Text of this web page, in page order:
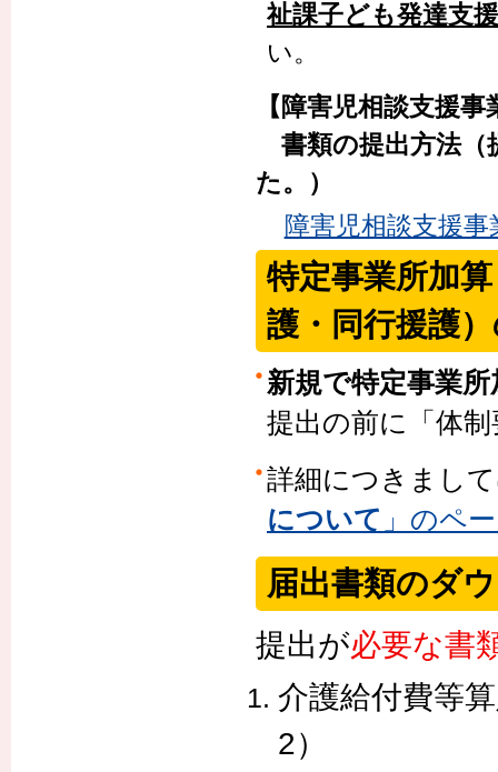
祉課子ども発達支
い。
【障害児相談支援
書類の提出方法（
た。）
障害児相談支援
特定事業所加
護・同行援護
新規で特定事業
提出の前に「体
詳細につきまし
について 」のペ
届出書類のダ
提出が必要な書
介護給付費等
2）